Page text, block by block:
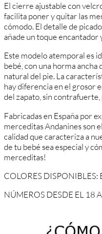
El cierre ajustable con
facilita poner y quitar las
cómodo. El detalle de
añade un toque encantador
Este modelo atemporal es
bebé, con una horma
natural del pie. La
hay diferencia en el grosor
del zapato, sin
Fabricadas en España por
merceditas Andanines son
calidad que caracteriza a
de tu bebé sea especial y
merceditas!
COLORES DISPONIBLES:
NÚMEROS DESDE EL 18